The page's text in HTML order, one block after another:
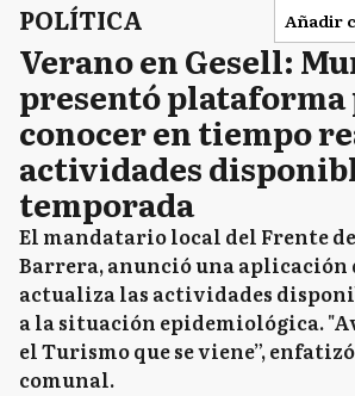
POLÍTICA Añadir
Verano en Gesell:
presentó plataforma
conocer en tiempo
actividades
temporada
El mandatario local del Frente
Barrera, anunció una
actualiza las actividades
a la situación epidemiológica.
el Turismo que se viene”,
comunal.